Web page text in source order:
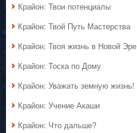
Крайон: Твои потенциалы
Крайон: Твой Путь Мастерства
Крайон: Твоя жизнь в Новой Эре
Крайон: Тоска по Дому
Крайон: Уважать земную жизнь!
Крайон: Учение Акаши
Крайон: Что дальше?